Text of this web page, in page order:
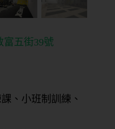
富五街39號
、小班制訓練、